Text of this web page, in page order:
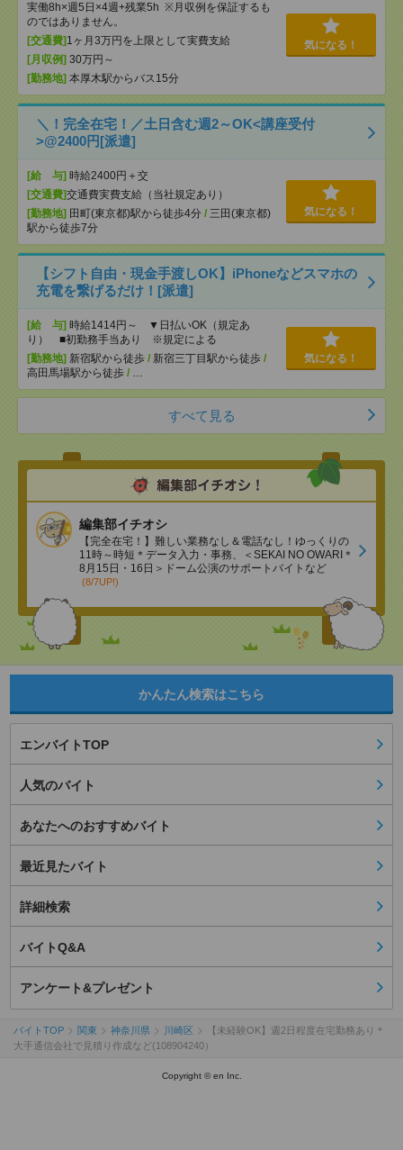
実働8h×週5日×4週+残業5h ※月収例を保証するも
のではありません。
[交通費] 1ヶ月3万円を上限として実費支給
[月収例] 30万円～
[勤務地] 本厚木駅からバス15分
気になる！
＼！完全在宅！／土日含む週2～OK<講座受付
>@2400円[派遣]
[給 与] 時給2400円＋交
[交通費]交通費実費支給（当社規定あり）
[勤務地] 田町(東京都)駅から徒歩4分 / 三田(東京都)
駅から徒歩7分
気になる！
【シフト自由・現金手渡しOK】iPhoneなどスマホの
充電を繋げるだけ！[派遣]
[給 与] 時給1414円～ ▼日払いOK（規定あ
り） ■初勤務手当あり ※規定による
[勤務地] 新宿駅から徒歩 / 新宿三丁目駅から徒歩 /
高田馬場駅から徒歩 / …
気になる！
すべて見る
編集部イチオシ
【完全在宅！】難しい業務なし＆電話なし！ゆっくりの
11時～時短＊データ入力・事務、＜SEKAI NO OWARI＊
8月15日・16日＞ドーム公演のサポートバイトなど
(8/7UP!)
かんたん検索はこちら
エンバイトTOP
人気のバイト
あなたへのおすすめバイト
最近見たバイト
詳細検索
バイトQ&A
アンケート&プレゼント
バイトTOP 関東 神奈川県 川崎区
【未経験OK】週2日程度在宅勤務あり＊
大手通信会社で見積り作成など(108904240）
Copyright © en Inc.